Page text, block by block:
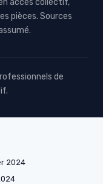
pièces. Sources
de
2024